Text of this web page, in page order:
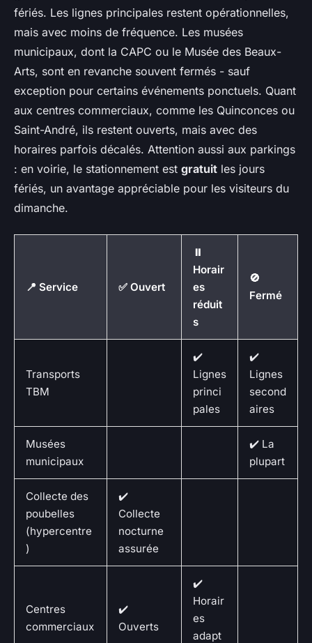
fériés. Les lignes principales restent opérationnelles,
mais avec moins de fréquence. Les musées
municipaux, dont la CAPC ou le Musée des Beaux-
Arts, sont en revanche souvent fermés - sauf
exception pour certains événements ponctuels. Quant
aux centres commerciaux, comme les Quinconces ou
Saint-André, ils restent ouverts, mais avec des
horaires parfois décalés. Attention aussi aux parkings
: en voirie, le stationnement est gratuit les jours
fériés, un avantage appréciable pour les visiteurs du
dimanche.
📍 Service ✅ Ouvert
⏸️
Horair
es
réduit
s
🚫
Fermé
Transports
TBM
✔️
Lignes
princi
pales
✔️
Lignes
second
aires
Musées
municipaux
✔️ La
plupart
Collecte des
poubelles
(hypercentre
)
✔️
Collecte
nocturne
assurée
Centres
commerciaux
✔️
Ouverts
✔️
Horair
es
adapt